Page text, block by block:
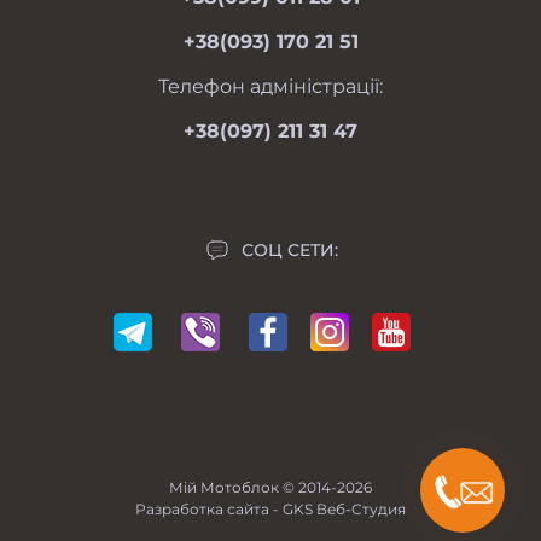
Связаться с нами+38(093) 170 21 51
Телефон адміністрації:
+38(097) 211 31 47
СОЦ СЕТИ:
Мій Мотоблок © 2014-2026
Разработка сайта - GKS Веб-Студия